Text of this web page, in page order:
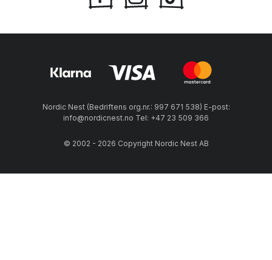
Nordic Nest (Bedriftens org.nr.: 997 671 538) E-post:
info@nordicnest.no Tel: +47 23 509 366
© 2002 - 2026 Copyright Nordic Nest AB